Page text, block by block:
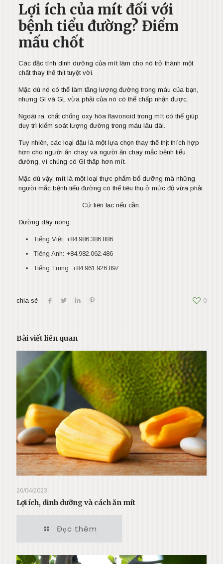
Lợi ích của mít đối với
bệnh tiểu đường? Điểm
mấu chốt
Các đặc tính dinh dưỡng của mít làm cho nó trở thành một
chất thay thế thịt tuyệt vời.
Mặc dù nó có thể làm tăng lượng đường trong máu của bạn,
nhưng GI và GL vừa phải của nó có thể chấp nhận được.
Ngoài ra, chất chống oxy hóa flavonoid trong mít có thể giúp
duy trì kiểm soát lượng đường trong máu lâu dài.
Tuy nhiên, các loại đậu là một lựa chọn thay thế thịt thích hợp
hơn cho người ăn chay và người ăn chay mắc bệnh tiểu
đường, vì chúng có GI thấp hơn mít.
Mặc dù vậy, mít là một loại thực phẩm bổ dưỡng mà những
người mắc bệnh tiểu đường có thể tiêu thụ ở mức độ vừa phải.
Cứ liên lạc nếu cần.
Đường dây nóng:
Tiếng Việt: +84.986.386.886
Tiếng Anh: +84.982.062.486
Tiếng Trung: +84.961.926.897
chia sẻ 0
Bài viết liên quan
26/04/2023
Lợi ích, dinh dưỡng và cách ăn mít
Đọc thêm